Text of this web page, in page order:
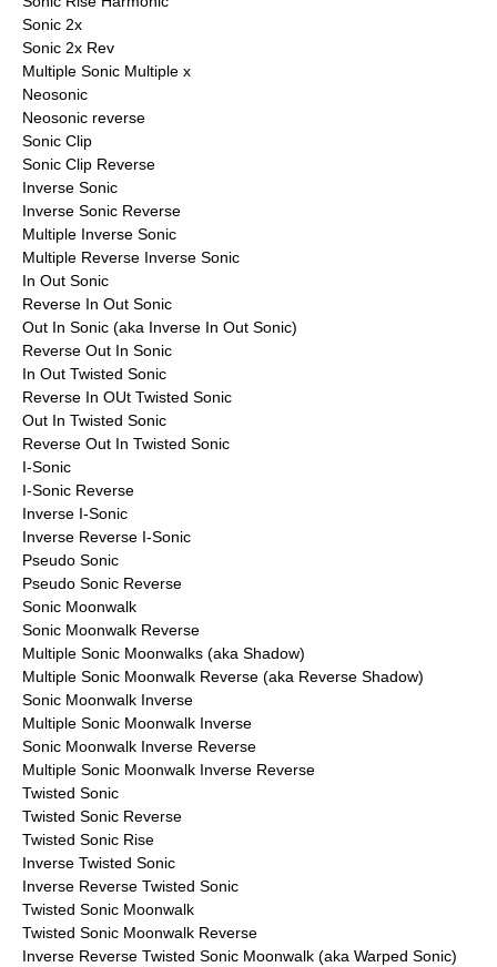
Sonic 2x
Sonic 2x Rev
Multiple Sonic Multiple x
Neosonic
Neosonic reverse
Sonic Clip
Sonic Clip Reverse
Inverse Sonic
Inverse Sonic Reverse
Multiple Inverse Sonic
Multiple Reverse Inverse Sonic
In Out Sonic
Reverse In Out Sonic
Out In Sonic (aka Inverse In Out Sonic)
Reverse Out In Sonic
In Out Twisted Sonic
Reverse In OUt Twisted Sonic
Out In Twisted Sonic
Reverse Out In Twisted Sonic
I-Sonic
I-Sonic Reverse
Inverse I-Sonic
Inverse Reverse I-Sonic
Pseudo Sonic
Pseudo Sonic Reverse
Sonic Moonwalk
Sonic Moonwalk Reverse
Multiple Sonic Moonwalks (aka Shadow)
Multiple Sonic Moonwalk Reverse (aka Reverse Shadow)
Sonic Moonwalk Inverse
Multiple Sonic Moonwalk Inverse
Sonic Moonwalk Inverse Reverse
Multiple Sonic Moonwalk Inverse Reverse
Twisted Sonic
Twisted Sonic Reverse
Twisted Sonic Rise
Inverse Twisted Sonic
Inverse Reverse Twisted Sonic
Twisted Sonic Moonwalk
Twisted Sonic Moonwalk Reverse
Inverse Reverse Twisted Sonic Moonwalk (aka Warped Sonic)